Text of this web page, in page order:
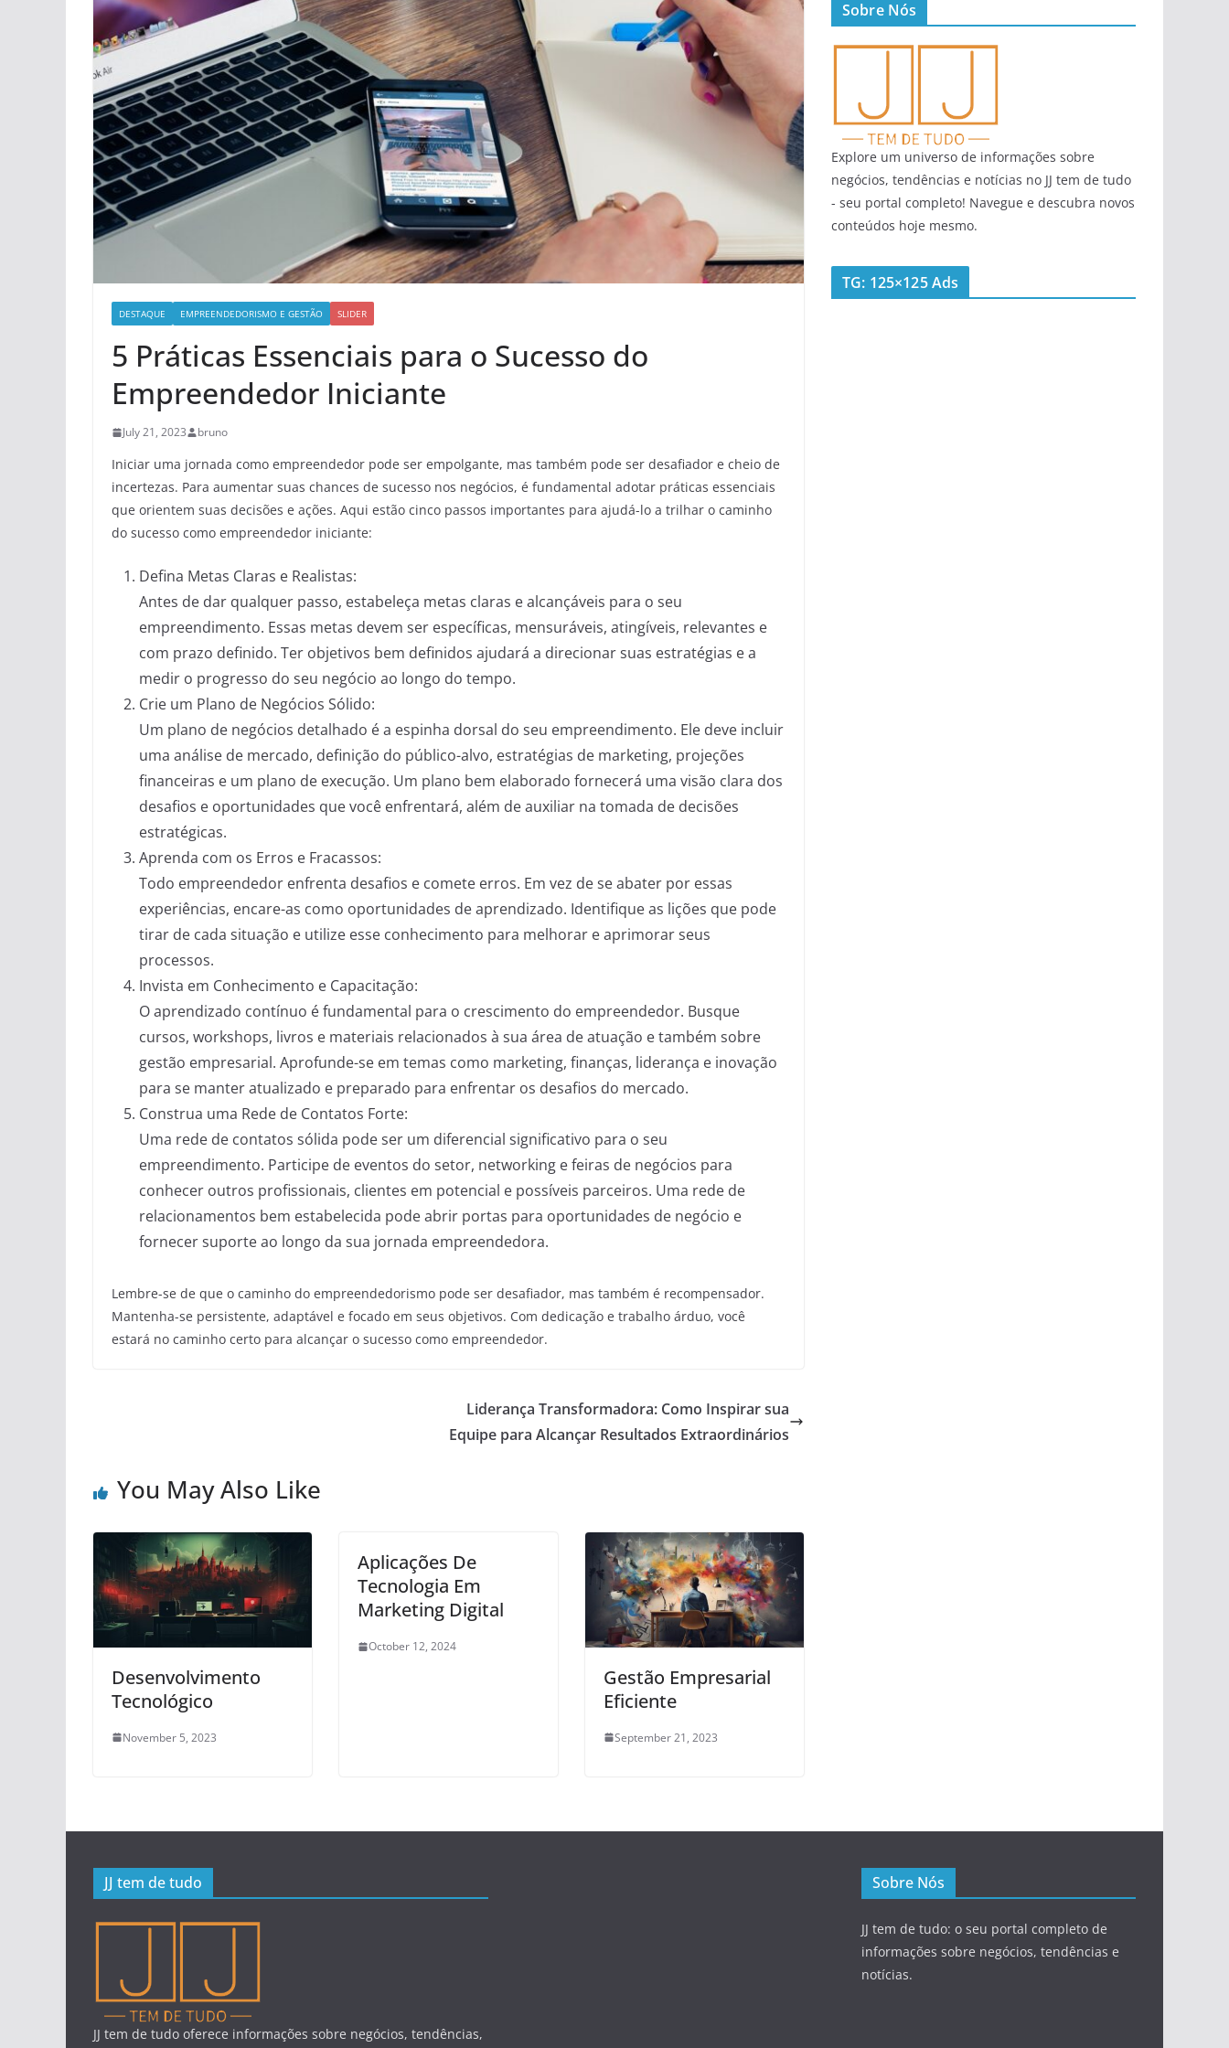
DESTAQUE EMPREENDEDORISMO E GESTÃO SLIDER
5 Práticas Essenciais para o Sucesso do
Empreendedor Iniciante
July 21, 2023 bruno
Iniciar uma jornada como empreendedor pode ser empolgante, mas também pode ser desafiador e cheio de
incertezas. Para aumentar suas chances de sucesso nos negócios, é fundamental adotar práticas essenciais
que orientem suas decisões e ações. Aqui estão cinco passos importantes para ajudá-lo a trilhar o caminho
do sucesso como empreendedor iniciante:
Defina Metas Claras e Realistas:
Antes de dar qualquer passo, estabeleça metas claras e alcançáveis para o seu
empreendimento. Essas metas devem ser específicas, mensuráveis, atingíveis, relevantes e
com prazo definido. Ter objetivos bem definidos ajudará a direcionar suas estratégias e a
medir o progresso do seu negócio ao longo do tempo.
Crie um Plano de Negócios Sólido:
Um plano de negócios detalhado é a espinha dorsal do seu empreendimento. Ele deve incluir
uma análise de mercado, definição do público-alvo, estratégias de marketing, projeções
financeiras e um plano de execução. Um plano bem elaborado fornecerá uma visão clara dos
desafios e oportunidades que você enfrentará, além de auxiliar na tomada de decisões
estratégicas.
Aprenda com os Erros e Fracassos:
Todo empreendedor enfrenta desafios e comete erros. Em vez de se abater por essas
experiências, encare-as como oportunidades de aprendizado. Identifique as lições que pode
tirar de cada situação e utilize esse conhecimento para melhorar e aprimorar seus
processos.
Invista em Conhecimento e Capacitação:
O aprendizado contínuo é fundamental para o crescimento do empreendedor. Busque
cursos, workshops, livros e materiais relacionados à sua área de atuação e também sobre
gestão empresarial. Aprofunde-se em temas como marketing, finanças, liderança e inovação
para se manter atualizado e preparado para enfrentar os desafios do mercado.
Construa uma Rede de Contatos Forte:
Uma rede de contatos sólida pode ser um diferencial significativo para o seu
empreendimento. Participe de eventos do setor, networking e feiras de negócios para
conhecer outros profissionais, clientes em potencial e possíveis parceiros. Uma rede de
relacionamentos bem estabelecida pode abrir portas para oportunidades de negócio e
fornecer suporte ao longo da sua jornada empreendedora.
Lembre-se de que o caminho do empreendedorismo pode ser desafiador, mas também é recompensador.
Mantenha-se persistente, adaptável e focado em seus objetivos. Com dedicação e trabalho árduo, você
estará no caminho certo para alcançar o sucesso como empreendedor.
Liderança Transformadora: Como Inspirar sua
Equipe para Alcançar Resultados Extraordinários
You May Also Like
Desenvolvimento
Tecnológico
November 5, 2023
Aplicações De
Tecnologia Em
Marketing Digital
October 12, 2024
Gestão Empresarial
Eficiente
September 21, 2023
Sobre Nós
Explore um universo de informações sobre
negócios, tendências e notícias no JJ tem de tudo
- seu portal completo! Navegue e descubra novos
conteúdos hoje mesmo.
TG: 125×125 Ads
JJ tem de tudo
JJ tem de tudo oferece informações sobre negócios, tendências,
Sobre Nós
JJ tem de tudo: o seu portal completo de
informações sobre negócios, tendências e
notícias.